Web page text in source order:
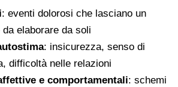
: eventi dolorosi che lasciano un
elaborare da soli
: insicurezza, senso di
difficoltà nelle relazioni
e comportamentali: schemi